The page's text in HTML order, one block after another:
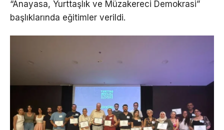
“Anayasa, Yurttaşlık ve Müzakereci Demokrasi”
başlıklarında eğitimler verildi.